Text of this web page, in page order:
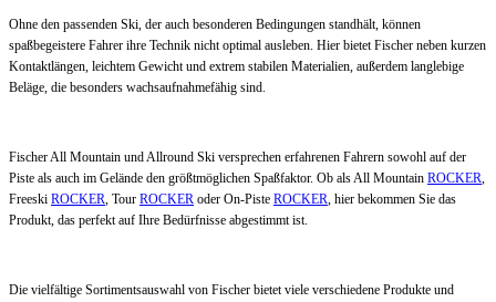
Ohne den passenden Ski, der auch besonderen Bedingungen standhält, können
spaßbegeistere Fahrer ihre Technik nicht optimal ausleben. Hier bietet Fischer neben kurzen
Kontaktlängen, leichtem Gewicht und extrem stabilen Materialien, außerdem langlebige
Beläge, die besonders wachsaufnahmefähig sind.
Fischer All Mountain und Allround Ski versprechen erfahrenen Fahrern sowohl auf der
Piste als auch im Gelände den größtmöglichen Spaßfaktor. Ob als All Mountain ROCKER,
Freeski ROCKER, Tour ROCKER oder On-Piste ROCKER, hier bekommen Sie das
Produkt, das perfekt auf Ihre Bedürfnisse abgestimmt ist.
Die vielfältige Sortimentsauswahl von Fischer bietet viele verschiedene Produkte und